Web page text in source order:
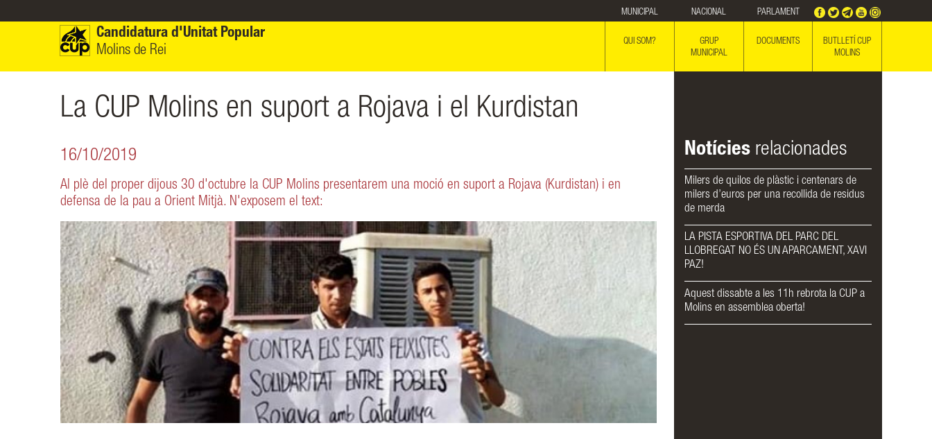
MUNICIPAL NACIONAL PARLAMENT
Candidatura d'Unitat Popular
Molins de Rei
QUI SOM?
GRUP
MUNICIPAL
DOCUMENTS
BUTLLETÍ CUP
MOLINS
La CUP Molins en suport a Rojava i el Kurdistan
16/10/2019
Al plè del proper dijous 30 d'octubre la CUP Molins presentarem una moció en suport a Rojava (Kurdistan) i en
defensa de la pau a Orient Mitjà. N'exposem el text:
Notícies relacionades
Milers de quilos de plàstic i centenars de
milers d’euros per una recollida de residus
de merda
LA PISTA ESPORTIVA DEL PARC DEL
LLOBREGAT NO ÉS UN APARCAMENT, XAVI
PAZ!
Aquest dissabte a les 11h rebrota la CUP a
Molins en assemblea oberta!